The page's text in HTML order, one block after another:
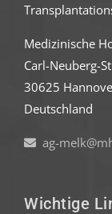
Medizinische
Carl-Neuberg-
30625
Deutschland
ag-
Wichtige